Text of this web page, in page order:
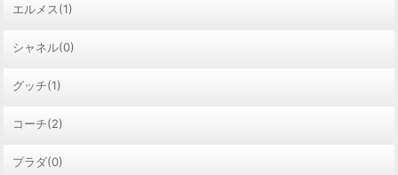
エルメス(1)
シャネル(0)
グッチ(1)
コーチ(2)
プラダ(0)